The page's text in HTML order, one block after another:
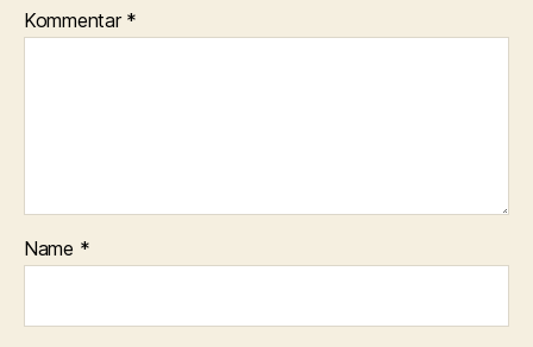
Kommentar *
Name *